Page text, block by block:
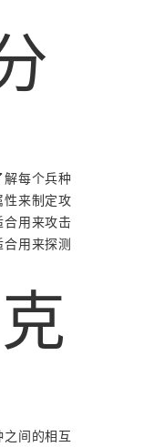
每个兵种
来制定攻
用来攻击
用来探测
间的相互